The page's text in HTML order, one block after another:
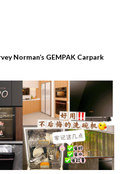
Norman’s GEMPAK Carpark